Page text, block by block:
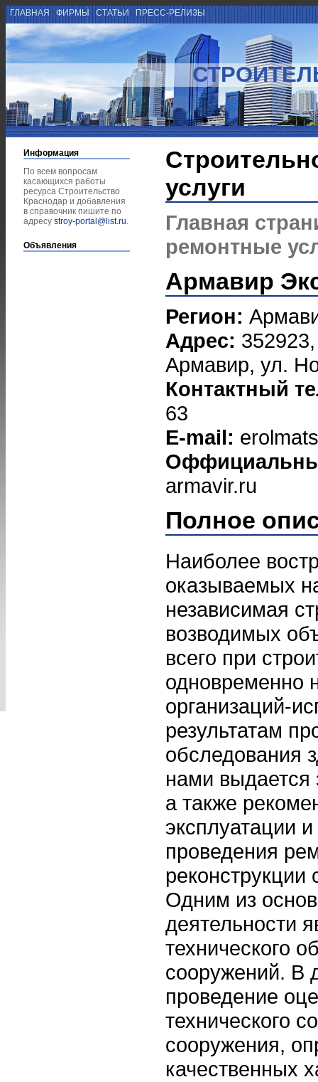
ГЛАВНАЯ ФИРМЫ СТАТЬИ ПРЕСС-РЕЛИЗЫ
Информация
По всем вопросам
касающихся работы
ресурса Строительство
Краснодар и добавления
в справочник пишите по
адресу stroy-portal@list.ru.
Объявления
услуги
Главная
ремонтные
Армавир
Регион:
Адрес:
Армавир, ул.
Контактный
63
E-mail:
armavir.ru
Полное
Наиболее
оказываемых
независимая
возводимых
всего при
одновременно
организаций-
результатам
обследования
нами выдается
а также
эксплуатации
проведения
реконструкции
Одним из
деятельности
технического
сооружений. В
проведение
технического
сооружения,
качественных